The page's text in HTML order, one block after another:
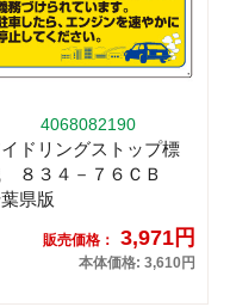
4068082190
ドリングストップ標
８３４－７６ＣＢ
県版
販売価格： 3,971円
本体価格: 3,610円